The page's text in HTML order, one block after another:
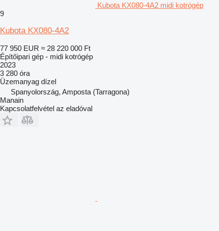
Kubota KX080-4A2 midi kotrógép
9
Kubota KX080-4A2
77 950 EUR ≈ 28 220 000 Ft
Építőipari gép - midi kotrógép
2023
3 280 óra
Üzemanyag dízel
Spanyolország, Amposta (Tarragona)
Manain
Kapcsolatfelvétel az eladóval